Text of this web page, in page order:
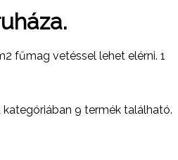
fűmag vetéssel lehet elérni. 1
kategóriában 9 termék található.